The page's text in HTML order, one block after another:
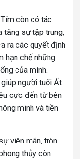
còn có tác
tăng sự tập trung,
ra các quyết định
hạn chế những
của mình.
người tuổi Ất
cực đến từ bên
minh và tiền
viên mãn, tròn
thủy còn